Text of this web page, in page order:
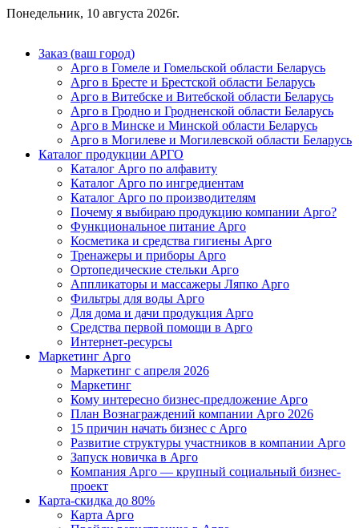
Понедельник, 10 августа 2026г.
Заказ (ваш город)
Арго в Гомеле и Гомельской области Беларусь
Арго в Бресте и Брестской области Беларусь
Арго в Витебске и Витебской области Беларусь
Арго в Гродно и Гродненской области Беларусь
Арго в Минске и Минской области Беларусь
Арго в Могилеве и Могилевской области Беларусь
Каталог продукции АРГО
Каталог Арго по алфавиту
Каталог Арго по ингредиентам
Каталог Арго по производителям
Почему я выбираю продукцию компании Арго?
Функциональное питание Арго
Косметика и средства гигиены Арго
Тренажеры и приборы Арго
Ортопедические стельки Арго
Аппликаторы и массажеры Ляпко Арго
Фильтры для воды Арго
Для дома и дачи продукция Арго
Средства первой помощи в Арго
Интернет-ресурсы
Маркетинг Арго
Маркетинг с апреля 2026
Маркетинг
Кому интересно бизнес-предложение Арго
План Вознаграждений компании Арго 2026
15 причин начать бизнес с Арго
Развитие структуры участников в компании Арго
Запуск новичка в Арго
Компания Арго — крупный социальный бизнес-
проект
Карта-скидка до 80%
Карта Арго